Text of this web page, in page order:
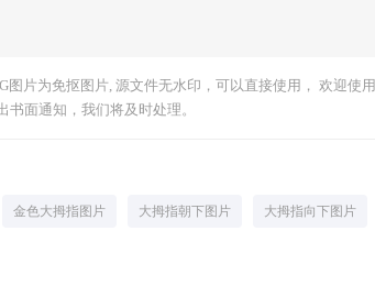
片为免抠图片, 源文件无水印，可以直接使用， 欢迎使用
面通知，我们将及时处理。
金色大拇指图片 大拇指朝下图片 大拇指向下图片